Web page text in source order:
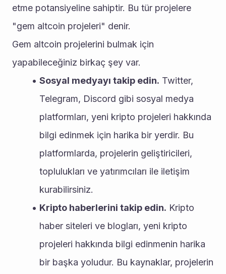
etme potansiyeline sahiptir. Bu tür projelere
"gem altcoin projeleri" denir.
Gem altcoin projelerini bulmak için
yapabileceğiniz birkaç şey var.
Sosyal medyayı takip edin. Twitter,
Telegram, Discord gibi sosyal medya
platformları, yeni kripto projeleri hakkında
bilgi edinmek için harika bir yerdir. Bu
platformlarda, projelerin geliştiricileri,
toplulukları ve yatırımcıları ile iletişim
kurabilirsiniz.
Kripto haberlerini takip edin. Kripto
haber siteleri ve blogları, yeni kripto
projeleri hakkında bilgi edinmenin harika
bir başka yoludur. Bu kaynaklar, projelerin